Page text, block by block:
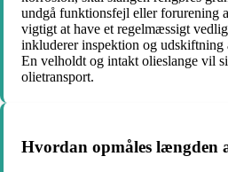
undgå funktionsfejl eller forurening
vigtigt at have et regelmæssigt
inkluderer inspektion og udskiftning
En velholdt og intakt olieslange vil
olietransport.
Hvordan opmåles længden